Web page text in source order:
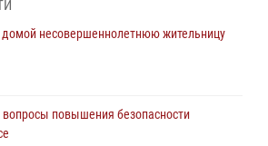
участника драки, причинившего побои
несовершеннолетнюю жительницу
вопросы повышения безопасности